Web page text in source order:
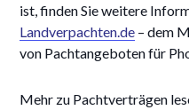
ist, finden Sie weitere
Landverpachten.de – dem
von Pachtangeboten für
Mehr zu Pachtverträgen